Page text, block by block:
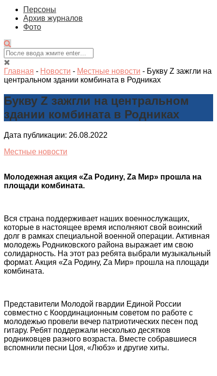
Персоны
Архив журналов
Фото
Главная - Новости - Местные новости - Букву Z зажгли на
центральном здании комбината в Родниках
Букву Z зажгли на центральном
здании комбината в Родниках
Дата публикации: 26.08.2022
Местные новости
Молодежная акция «Za Родину, Za Мир» прошла на
площади комбината.
Вся страна поддерживает наших военнослужащих,
которые в настоящее время исполняют свой воинский
долг в рамках специальной военной операции. Активная
молодежь Родниковского района выражает им свою
солидарность. На этот раз ребята выбрали музыкальный
формат. Акция «Za Родину, Za Мир» прошла на площади
комбината.
Представители Молодой гвардии Единой России
совместно с Координационным советом по работе с
молодежью провели вечер патриотических песен под
гитару. Ребят поддержали несколько десятков
родниковцев разного возраста. Вместе собравшиеся
вспомнили песни Цоя, «Любэ» и другие хиты.